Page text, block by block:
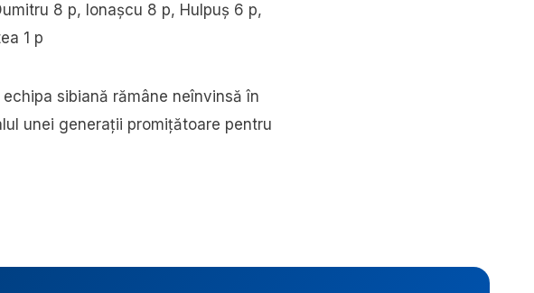
8 p, Ionașcu 8 p, Hulpuș 6 p,
1 p
sibiană rămâne neînvinsă în
unei generații promițătoare pentru